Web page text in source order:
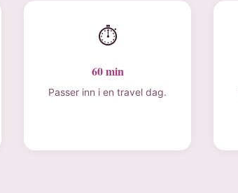
⏱
60 min
Passer inn i en travel dag.